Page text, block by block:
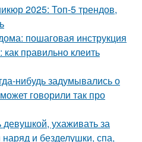
2025: Топ-5 трендов,
пошаговая инструкция
правильно клеить
нибудь задумывались о
говорили так про
девушкой, ухаживать за
и безделушки, спа,